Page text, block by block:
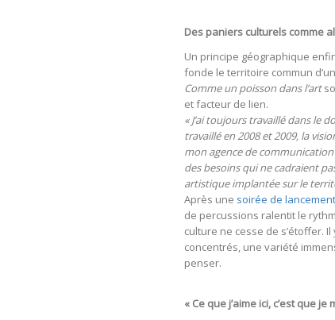
Des paniers culturels comme
Un principe géographique
fonde le territoire commun
Comme un poisson dans l’art
et facteur de lien.
« J’ai toujours travaillé dans le
travaillé en 2008 et 2009, la
mon agence de
des besoins qui ne cadraient
artistique implantée sur le
Après une soirée de
de percussions ralentit le
culture ne cesse de s’étoffer.
concentrés, une variété
penser.
« Ce que j’aime ici, c’est que